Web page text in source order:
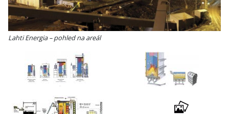
Lahti Energia – pohled na areál